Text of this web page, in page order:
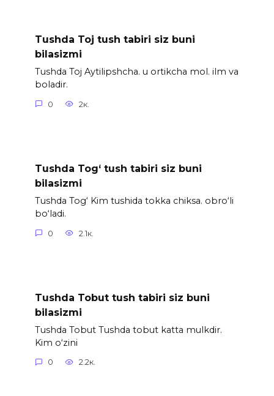
Tushda Toj tush tabiri siz buni
bilasizmi
Tushda Toj Aytilipshcha. u ortikcha mol. ilm va
boladir.
0 2к.
Tushda Tog‘ tush tabiri siz buni
bilasizmi
Tushda Tog‘ Kim tushida tokka chiksa. obro‘li
bo‘ladi.
0 2.1к.
Tushda Tobut tush tabiri siz buni
bilasizmi
Tushda Tobut Tushda tobut katta mulkdir.
Kim o‘zini
0 2.2к.